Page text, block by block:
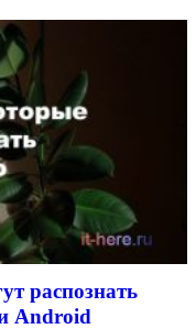
распознать
Android